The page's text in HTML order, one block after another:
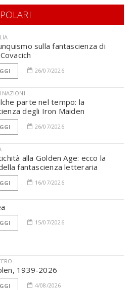
sulla fantascienza di
26/07/2026
parte nel tempo: la
degli Iron Maiden
26/07/2026
alla Golden Age: ecco la
fantascienza letteraria
16/07/2026
15/07/2026
1939-2026
4/08/2026